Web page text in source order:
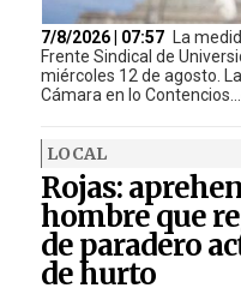
7/8/2026 | 07:57 La
Frente Sindical de
miércoles 12 de agosto.
Cámara en lo
LOCAL
Rojas:
hombre que
de paradero
de hurto